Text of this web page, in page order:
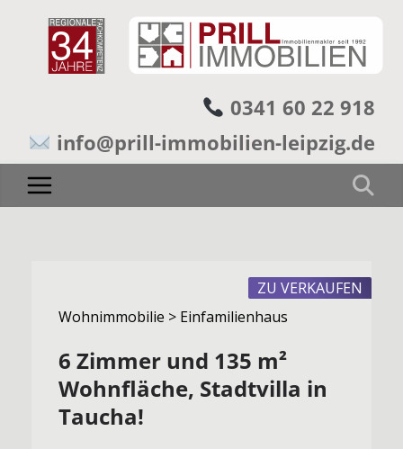
0341 60 22 918
info@prill-immobilien-leipzig.de
Wohnimmobilie > Einfamilienhaus
ZU VERKAUFEN
6 Zimmer und 135 m²
Wohnfläche, Stadtvilla in
Taucha!